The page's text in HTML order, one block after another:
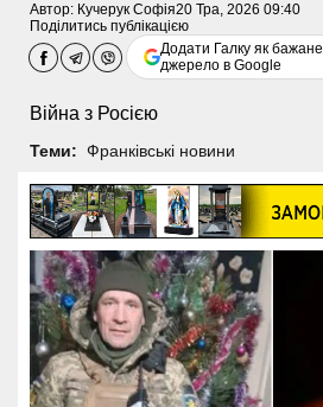
Автор: Кучерук Софія20 Тра, 2026 09:40
Поділитись публікацією
Додати Галку як бажане
джерело в Google
Війна з Росією
Теми: Франківські новини